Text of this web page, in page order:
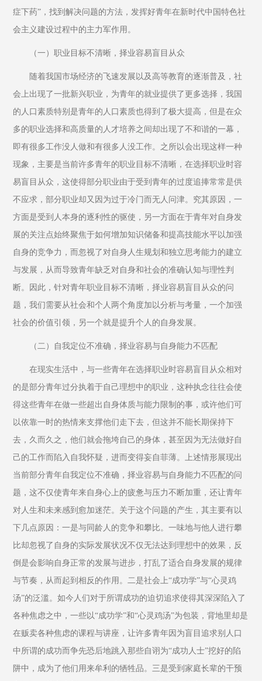
症下药”，找到解决问题的方法，发挥好青年在新时代中国特色社
会主义建设过程中的主力军作用。
（一）职业目标不清晰，择业容易盲目从众
随着我国市场经济的飞速发展以及高等教育的逐渐普及，社
会上出现了一批新兴职业，为青年的就业提供了更多选择，我国
的人口素质特别是青年的人口素质也得到了极大提高，但是在众
多的职业选择和高质量的人才培养之间却出现了不和谐的一幕，
即有很多工作没人做和有很多人没工作。之所以会出现这样一种
现象，主要是当前许多青年的职业目标不清晰，在选择职业时容
易盲目从众，这使得部分职业由于受到青年的过度追捧常常是供
不应求，部分职业却又因为过于冷门而无人问津。究其原因，一
方面是受到人本身的逐利性的驱使，另一方面在于青年对自身发
展的关注点始终聚焦于如何增加知识储备和提高技能水平以加强
自身的竞争力，而忽视了对自身人生规划和独立思考能力的建立
与发展，从而导致青年缺乏对自身和社会的准确认知与理性判
断。因此，针对青年职业目标不清晰，择业容易盲目从众的问
题，我们需要从社会和个人两个角度加以分析与考量，一个加强
社会的价值引领，另一个就是提升个人的自身发展。
（二）自我定位不准确，择业容易与自身能力不匹配
在现实生活中，与一些青年在选择职业时容易盲目从众相对
的是部分青年过分执着于自己理想中的职业，这种执念往往会使
得这些青年在做一些超出自身体质与能力限制的事，或许他们可
以依靠一时的热情来支撑他们走下去，但这并不能长期保持下
去，久而久之，他们就会拖垮自己的身体，甚至因为无法做好自
己的工作而陷入自我怀疑，进而变得妄自菲薄。上述情形展现出
当前部分青年自我定位不准确，择业容易与自身能力不匹配的问
题，这不仅使青年来自身心上的疲惫与压力不断加重，还让青年
对人生和未来感到愈加迷茫。关于这个问题的产生，其主要有以
下几点原因：一是与同龄人的竞争和攀比。一味地与他人进行攀
比却忽视了自身的实际发展状况不仅无法达到理想中的效果，反
倒是会影响自身正常的发展与进步，打乱了适合自身发展的规律
与节奏，从而起到相反的作用。二是社会上“成功学”与“心灵鸡
汤”的泛滥。如今人们对于所谓成功的迫切追求使得其深深陷入了
各种焦虑之中，一些以“成功学”和“心灵鸡汤”为包装，背地里却是
在贩卖各种焦虑的课程与讲座，让许多青年因为盲目追求别人口
中所谓的成功而争先恐后地跳入那些自诩为“成功人士”挖好的陷
阱中，成为了他们用来牟利的牺牲品。三是受到家庭长辈的干预